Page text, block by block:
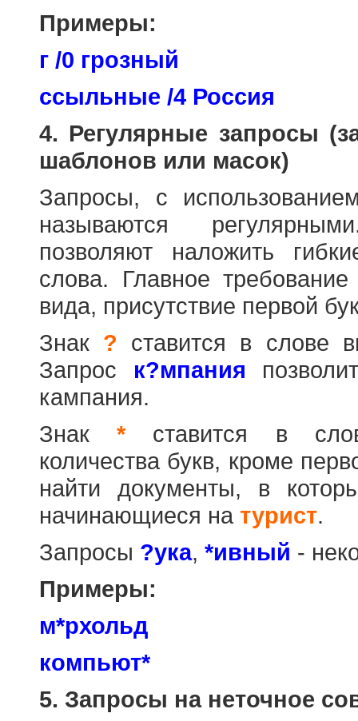
Примеры:
г /0 грозный
ссыльные /4 Россия
4. Регулярные запросы
шаблонов или масок)
Запросы, с
называются
позволяют наложить
слова. Главное
вида, присутствие первой
Знак ? ставится в слове
Запрос к?мпания
кампания.
Знак* ставится в
количества букв, кроме
найти документы, в
начинающиеся на турист.
Запросы ?ука, *ивный -
Примеры:
м*рхольд
компьют*
5. Запросы на неточное